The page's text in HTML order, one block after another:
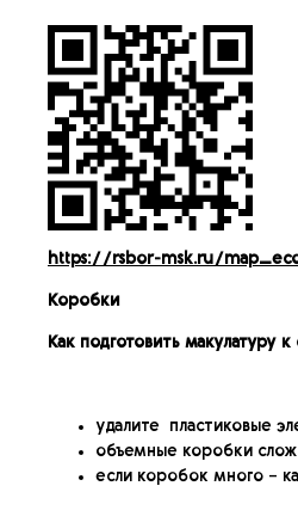
https://rsbor-msk.ru/
Коробки
Как подготовить макулатуру к
удалите пластиковые
объемные коробки
если коробок много –